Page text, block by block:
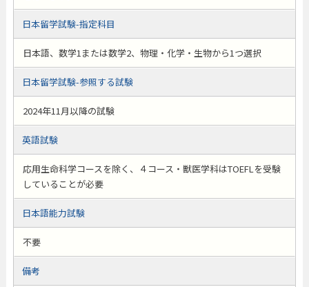
日本留学試験-指定科目
日本語、数学1または数学2、物理・化学・生物から1つ選択
日本留学試験-参照する試験
2024年11月以降の試験
英語試験
応用生命科学コースを除く、４コース・獣医学科はTOEFLを受験
していることが必要
日本語能力試験
不要
備考